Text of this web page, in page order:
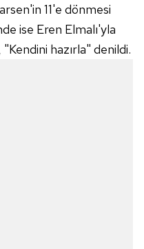
11'e dönmesi
ise Eren Elmalı'yla
hazırla" denildi.